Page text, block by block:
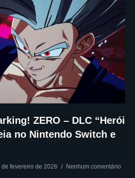
ZERO – DLC “Herói
no Nintendo Switch e
de fevereiro de 2026 Nenhum comentário